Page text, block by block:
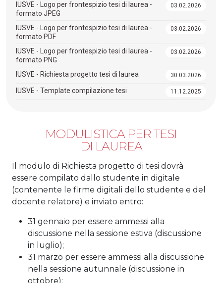
IUSVE - Logo per frontespizio tesi di laurea -
formato JPEG
03.02.2026
IUSVE - Logo per frontespizio tesi di laurea -
formato PDF
03.02.2026
IUSVE - Logo per frontespizio tesi di laurea -
formato PNG
03.02.2026
IUSVE - Richiesta progetto tesi di laurea 30.03.2026
IUSVE - Template compilazione tesi 11.12.2025
MODULISTICA PER TESI
DI LAUREA
Il modulo di Richiesta progetto di tesi dovrà
essere compilato dallo studente in digitale
(contenente le firme digitali dello studente e del
docente relatore) e inviato entro:
31 gennaio per essere ammessi alla
discussione nella sessione estiva (discussione
in luglio);
31 marzo per essere ammessi alla discussione
nella sessione autunnale (discussione in
ottobre);